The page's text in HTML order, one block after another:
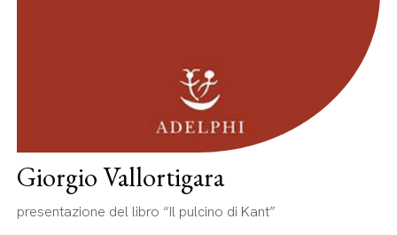
Giorgio Vallortigara
presentazione del libro “Il pulcino di Kant”